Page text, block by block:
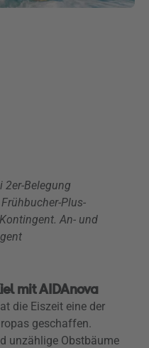
2er-Belegung
Plus-
An- und
mit AIDAnova
die Eiszeit eine der
geschaffen.
unzählige Obstbäume